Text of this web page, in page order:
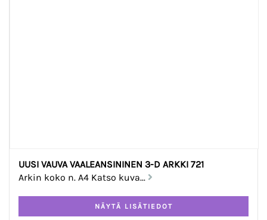
UUSI VAUVA VAALEANSININEN 3-D ARKKI 721
Arkin koko n. A4 Katso kuva...